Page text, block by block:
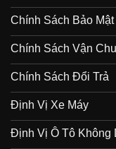
Chính Sách Bảo Mật
Chính Sách Vận
Chính Sách Đổi Trả
Định Vị Xe Máy
Định Vị Ô Tô Không